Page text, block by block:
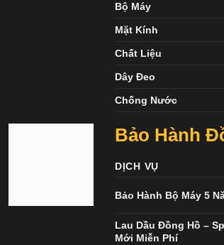
Bộ Máy
Mặt Kính
Chất Liệu
Dây Đeo
Chống Nước
Bảo Hành
DỊCH VỤ
Bảo Hành Bộ Máy 5
Lau Dầu Đồng Hồ –
Mới Miễn Phí